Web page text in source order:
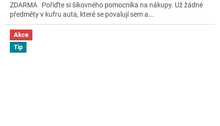
ZDARMA Pořiďte si šikovného pomocníka na nákupy. Už žádné
předměty v kufru auta, které se povalují sem a...
Akce
Tip